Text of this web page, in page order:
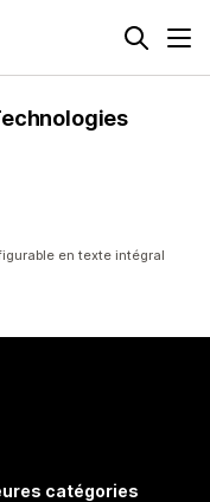
en texte intégral
catégories